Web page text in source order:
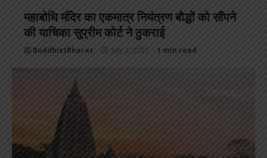
महाबोधि मंदिर का एकमात्र नियंत्रण बौद्धों को सौंपने
की याचिका सुप्रीम कोर्ट ने ठुकराई
BuddhistBharat July 2, 2025 1 min read